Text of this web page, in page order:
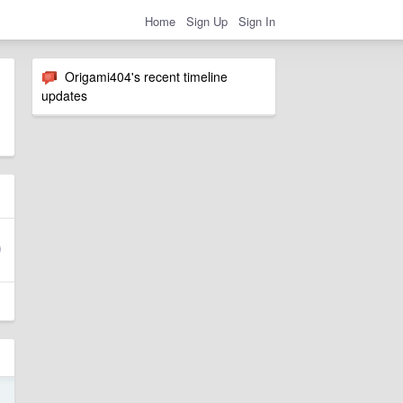
Home Sign Up Sign In
Origami404's recent timeline
updates